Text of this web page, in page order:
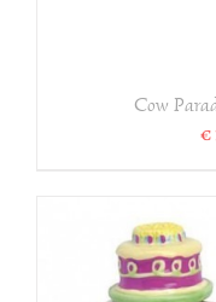
Cow
€